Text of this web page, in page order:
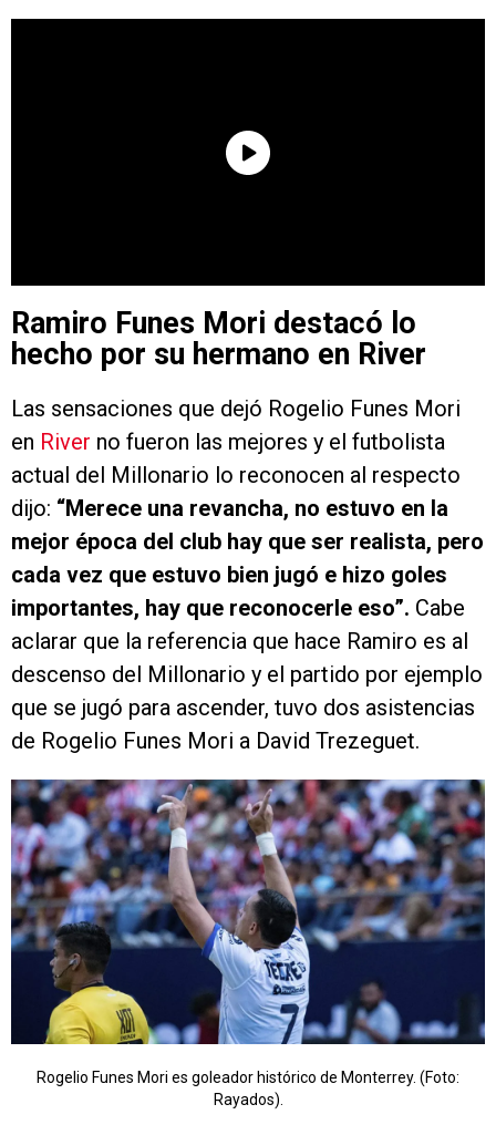
Ramiro Funes Mori destacó lo
hecho por su hermano en River
Las sensaciones que dejó Rogelio Funes Mori
en River no fueron las mejores y el futbolista
actual del Millonario lo reconocen al respecto
dijo: “Merece una revancha, no estuvo en la
mejor época del club hay que ser realista, pero
cada vez que estuvo bien jugó e hizo goles
importantes, hay que reconocerle eso”. Cabe
aclarar que la referencia que hace Ramiro es al
descenso del Millonario y el partido por ejemplo
que se jugó para ascender, tuvo dos asistencias
de Rogelio Funes Mori a David Trezeguet.
Rogelio Funes Mori es goleador histórico de Monterrey. (Foto:
Rayados).